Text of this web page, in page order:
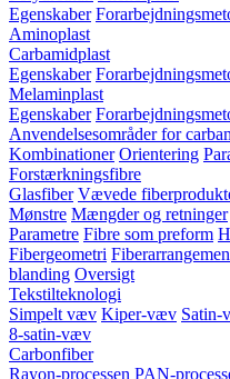
Egenskaber
Aminoplast
Carbamidplast
Egenskaber
Melaminplast
Egenskaber
Anvendelsesområder for
Kombinationer Orientering
Forstærkningsfibre
Glasfiber Vævede
Mønstre Mængder og retninger
Parametre Fibre som preform
Fibergeometri
blanding Oversigt
Tekstilteknologi
Simpelt væv Kiper-væv Satin-
8-satin-væv
Carbonfiber
Rayon-processen PAN-